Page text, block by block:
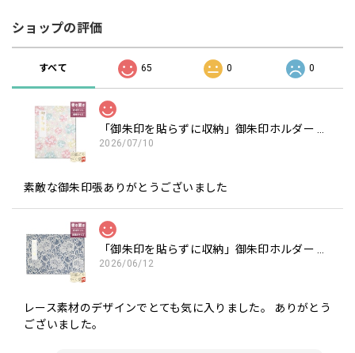
ショップの評価
すべて 65 0 0
「御朱印を貼らずに収納」御朱印ホルダー 書き置き用 ポケット 標準サイズ 淡色丸模様に桜(クリーム)
2026/07/10
素敵な御朱印張ありがとうございました
「御朱印を貼らずに収納」御朱印ホルダー 書き置き用 ポケット 見開きサイズ フラワーレース(紺)
2026/06/12
レース素材のデザインでとても気に入りました。 ありがとう
ございました。